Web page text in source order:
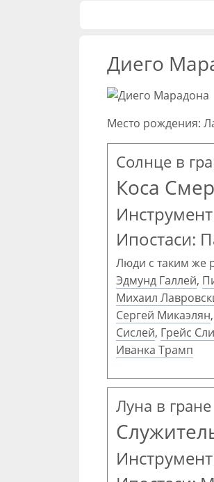
Диего
Место рождения:
Солнце в
Коса
Ипостаси:
Люди с таким же
Эдмунд Галлей,
Михаил
Сергей Микаэлян,
Сислей, Грейс
Иванка Трамп
Луна в